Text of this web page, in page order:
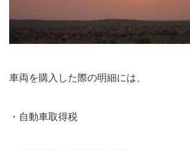
車両を購入した際の明細には、
・自動車取得税